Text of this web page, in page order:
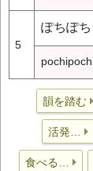
5
ぽちぽ
韻を踏む
活発…
食べる…